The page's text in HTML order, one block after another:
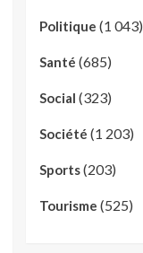
Politique (1 043)
Santé (685)
Social (323)
Société (1 203)
Sports(203)
Tourisme (525)